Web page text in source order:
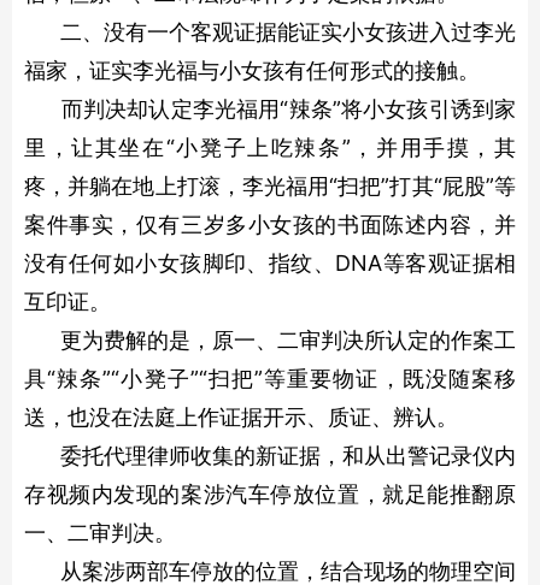
二、没有一个客观证据能证实小女孩进入过李光
福家，证实李光福与小女孩有任何形式的接触。
而判决却认定李光福用“辣条”将小女孩引诱到家
里，让其坐在“小凳子上吃辣条”，并用手摸，其
疼，并躺在地上打滚，李光福用“扫把”打其“屁股”等
案件事实，仅有三岁多小女孩的书面陈述内容，并
没有任何如小女孩脚印、指纹、DNA等客观证据相
互印证。
更为费解的是，原一、二审判决所认定的作案工
具“辣条”“小凳子”“扫把”等重要物证，既没随案移
送，也没在法庭上作证据开示、质证、辨认。
委托代理律师收集的新证据，和从出警记录仪内
存视频内发现的案涉汽车停放位置，就足能推翻原
一、二审判决。
从案涉两部车停放的位置，结合现场的物理空间